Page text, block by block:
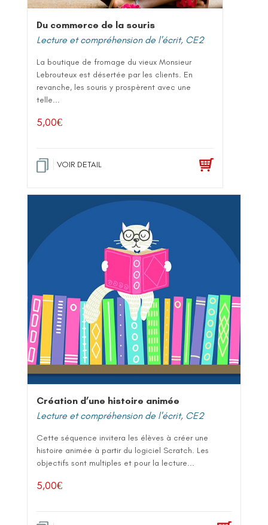
Du commerce de la souris
Lecture et compréhension de l'écrit, CE2
La boutique de fromage du vieux Monsieur
Lebrouteux est désertée par les clients. En
revanche, les souris y prospèrent avec une
telle...
5,00€
VOIR DETAIL
Création d’une histoire animée
Lecture et compréhension de l'écrit, CE2
Cette séquence invitera les élèves à créer une
histoire animée à partir du logiciel Scratch. Les
objectifs sont multiples et pour la lecture...
5,00€